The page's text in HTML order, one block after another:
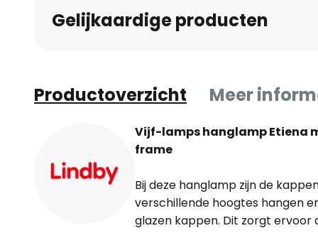
vanGelijkaardige producten
Productoverzicht Meer
Vijf-lamps hanglamp Etiena
frame
Bij deze hanglamp zijn de
verschillende hoogtes hangen
glazen kappen. Dit zorgt